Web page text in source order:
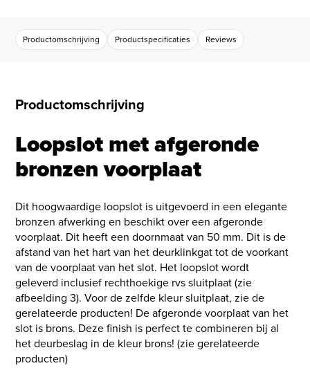
Productomschrijving Productspecificaties Reviews
Productomschrijving
Loopslot met afgeronde
bronzen voorplaat
Dit hoogwaardige loopslot is uitgevoerd in een elegante
bronzen afwerking en beschikt over een afgeronde
voorplaat. Dit heeft een doornmaat van 50 mm. Dit is de
afstand van het hart van het deurklinkgat tot de voorkant
van de voorplaat van het slot. Het loopslot wordt
geleverd inclusief rechthoekige rvs sluitplaat (zie
afbeelding 3). Voor de zelfde kleur sluitplaat, zie de
gerelateerde producten! De afgeronde voorplaat van het
slot is brons. Deze finish is perfect te combineren bij al
het deurbeslag in de kleur brons! (zie gerelateerde
producten)